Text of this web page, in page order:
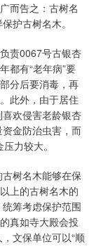
而告之：古树名
护古树名木。
责0067号古银杏
都有“老年病”要
分后要消毒，再
此外，由于居住
欢侵害老龄银杏
金防治虫害，而
力较大。
树名木能够在保
上的古树名木的
筹考虑保护范围
真如寺大殿会投
文保单位可以“顺